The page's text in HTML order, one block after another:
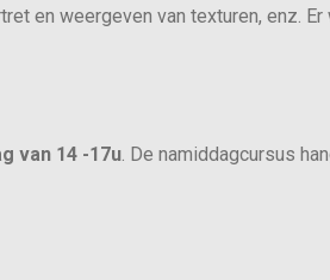
en weergeven van texturen, enz.
van 14 -17u. De namiddagcursus